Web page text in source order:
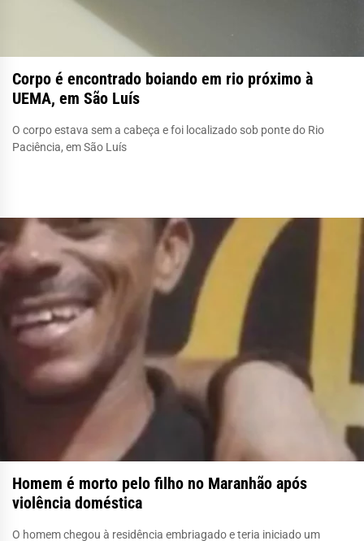
Corpo é encontrado boiando em rio próximo à
UEMA, em São Luís
O corpo estava sem a cabeça e foi localizado sob ponte do Rio
Paciência, em São Luís
Homem é morto pelo filho no Maranhão após
violência doméstica
O homem chegou à residência embriagado e teria iniciado um